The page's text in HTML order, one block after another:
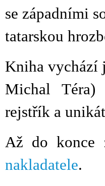
se západními
tatarskou
Kniha vychází
Michal Téra)
rejstřík a
Až do
nakladatele.